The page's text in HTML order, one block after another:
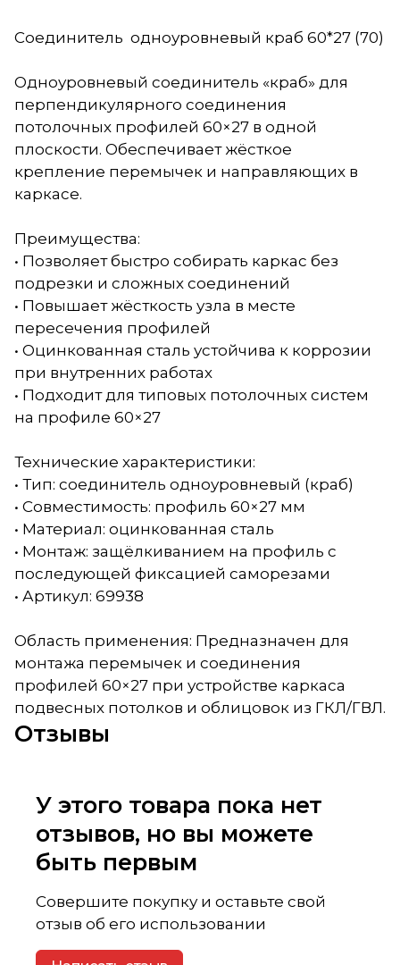
Соединитель одноуровневый краб 60*27 (70)
Одноуровневый соединитель «краб» для
перпендикулярного соединения
потолочных профилей 60×27 в одной
плоскости. Обеспечивает жёсткое
крепление перемычек и направляющих в
каркасе.
Преимущества:
• Позволяет быстро собирать каркас без
подрезки и сложных соединений
• Повышает жёсткость узла в месте
пересечения профилей
• Оцинкованная сталь устойчива к коррозии
при внутренних работах
• Подходит для типовых потолочных систем
на профиле 60×27
Технические характеристики:
• Тип: соединитель одноуровневый (краб)
• Совместимость: профиль 60×27 мм
• Материал: оцинкованная сталь
• Монтаж: защёлкиванием на профиль с
последующей фиксацией саморезами
• Артикул: 69938
Область применения: Предназначен для
монтажа перемычек и соединения
профилей 60×27 при устройстве каркаса
подвесных потолков и облицовок из ГКЛ/ГВЛ.
Отзывы
У этого товара пока нет
отзывов, но вы можете
быть первым
Совершите покупку и оставьте свой
отзыв об его использовании